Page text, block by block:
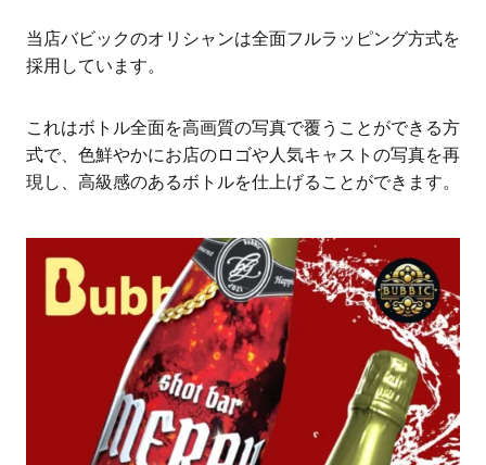
当店バビックのオリシャンは全面フルラッピング方式を
採用しています。
これはボトル全面を高画質の写真で覆うことができる方
式で、色鮮やかにお店のロゴや人気キャストの写真を再
現し、高級感のあるボトルを仕上げることができます。